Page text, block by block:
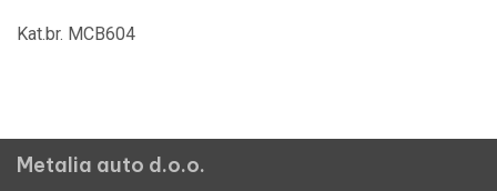
Kat.br. MCB604
Metalia auto d.o.o.